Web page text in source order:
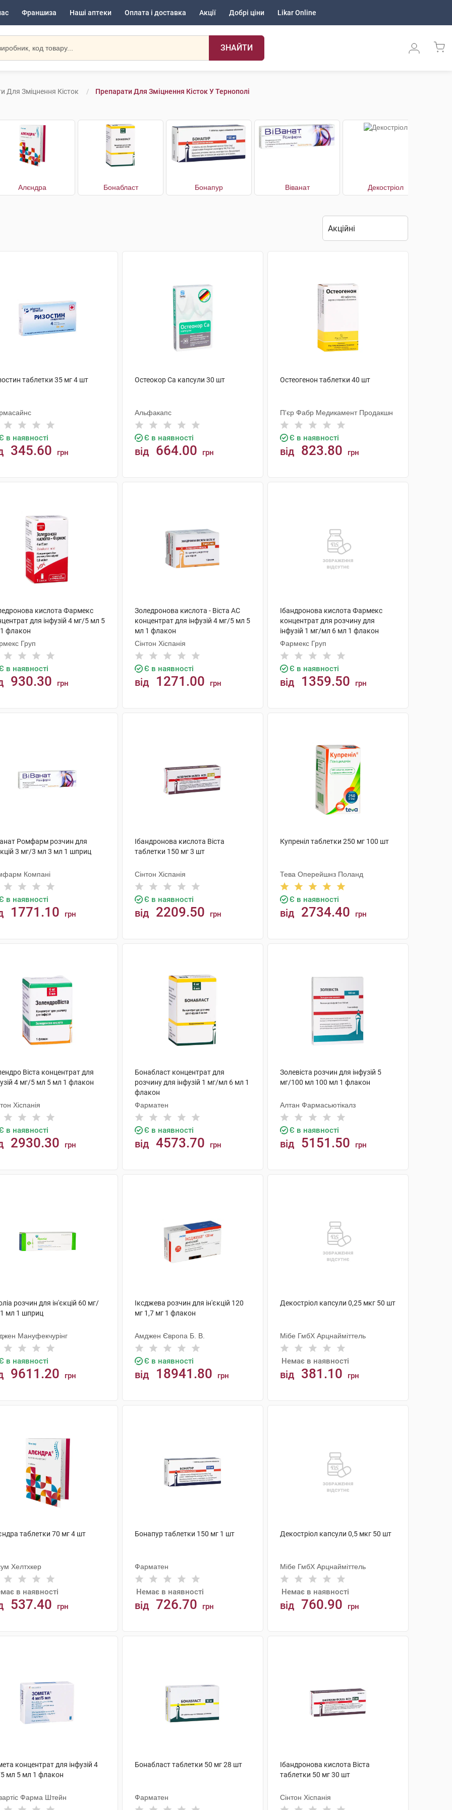
Франшиза Наші аптеки Оплата і доставка Акції Добрі ціни Likar Online
ЗНАЙТИ
Для Зміцнення Кісток Препарати Для Зміцнення Кісток У Тернополі
Алєндра Бонабласт Бонапур Віванат Декостріол
таблетки 35 мг 4 шт
в наявності
345.60 грн
Остеокор Cа капсули 30 шт
Альфакапс
Є в наявності
від 664.00 грн
Остеогенон таблетки 40 шт
П'єр Фабр Медикамент Продакшн
Є в наявності
від 823.80 грн
кислота Фармекс
для інфузій 4 мг/5 мл 5
флакон
Груп
в наявності
930.30 грн
Золедронова кислота - Віста АС
концентрат для інфузій 4 мг/5 мл 5
мл 1 флакон
Сінтон Хіспанія
Є в наявності
від 1271.00 грн
Ібандронова кислота Фармекс
концентрат для розчину для
інфузій 1 мг/мл 6 мл 1 флакон
Фармекс Груп
Є в наявності
від 1359.50 грн
Ромфарм розчин для
3 мг/3 мл 3 мл 1 шприц
Компані
в наявності
1771.10 грн
Ібандронова кислота Віста
таблетки 150 мг 3 шт
Сінтон Хіспанія
Є в наявності
від 2209.50 грн
Купреніл таблетки 250 мг 100 шт
Тева Оперейшнз Поланд
Є в наявності
від 2734.40 грн
Віста концентрат для
4 мг/5 мл 5 мл 1 флакон
Хіспанія
в наявності
2930.30 грн
Бонабласт концентрат для
розчину для інфузій 1 мг/мл 6 мл 1
флакон
Фарматен
Є в наявності
від 4573.70 грн
Золевіста розчин для інфузій 5
мг/100 мл 100 мл 1 флакон
Алтан Фармасьютікалз
Є в наявності
від 5151.50 грн
розчин для ін'єкцій 60 мг/
мл 1 шприц
Мануфекчурінг
в наявності
9611.20 грн
Іксджева розчин для ін'єкцій 120
мг 1,7 мг 1 флакон
Амджен Європа Б. В.
Є в наявності
від 18941.80 грн
Декостріол капсули 0,25 мкг 50 шт
Мібе ГмбХ Арцнайміттель
Немає в наявності
від 381.10 грн
таблетки 70 мг 4 шт
Хелтхкер
в наявності
537.40 грн
Бонапур таблетки 150 мг 1 шт
Фарматен
Немає в наявності
від 726.70 грн
Декостріол капсули 0,5 мкг 50 шт
Мібе ГмбХ Арцнайміттель
Немає в наявності
від 760.90 грн
концентрат для інфузій 4
мл 5 мл 1 флакон
Фарма Штейн
Бонабласт таблетки 50 мг 28 шт
Фарматен
Ібандронова кислота Віста
таблетки 50 мг 30 шт
Сінтон Хіспанія